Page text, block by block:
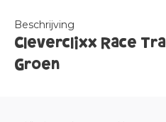
Beschrijving
Cleverclixx Race
Groen